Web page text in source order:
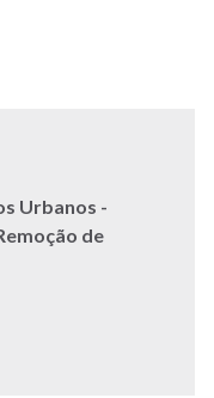
Urbanos -
de